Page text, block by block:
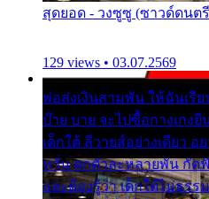
สุดยอด - วงซูซู (ซาวด์ดนต
129 views • 03.07.2569
พ่อส่งเงินสามพัน ให้ฉันเรี
บ๊าย บาย จะไปซื้อกางเกงยี
เด็กใต้ ลีวายส์อย่างเดียว
หวั่น ตกตัวละหลายพัน กัด
และต้องรู้ว่า เด็กใต้ไม่ธรร